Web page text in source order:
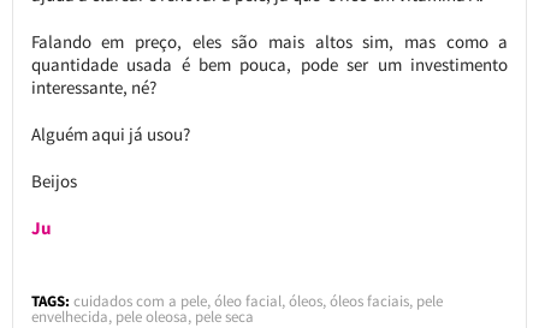
Falando em preço, eles são mais altos sim, mas como a
quantidade usada é bem pouca, pode ser um investimento
interessante, né?
Alguém aqui já usou?
Beijos
Ju
TAGS: cuidados com a pele,óleo facial,óleos,óleos faciais, pele
envelhecida, pele oleosa, pele seca